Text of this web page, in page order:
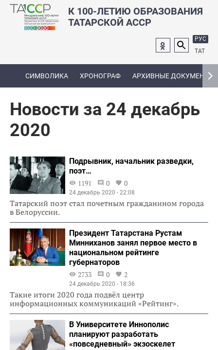
К 100-ЛЕТИЮ ОБРАЗОВАНИЯ
ТАТАРСКОЙ АССР
РУС
ТАТ
СИМВОЛИКА ХРОНОГРАФ АРХИВНЫЕ ДОКУМЕНТЫ
Новости за 24 декабрь
2020
Подрывник, начальник разведки,
поэт…
1191
0 0
24 декабрь 2020 - 22:08
Татарский поэт стал почетным гражданином города
в Белоруссии.
Президент Татарстана Рустам
Минниханов занял первое место в
национальном рейтинге
губернаторов
2733
0 2
24 декабрь 2020 - 18:36
Такие итоги 2020 года подвёл центр
информационных коммуникаций «Рейтинг».
В Университете Иннополис
планируют разработать
«повседневный» экзоскелет